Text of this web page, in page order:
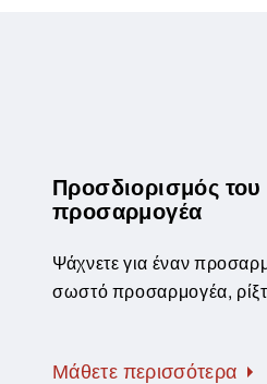
Προσδιορισμός
προσαρμογέα
Ψάχνετε για έναν
σωστό προσαρμογέα,
Μάθετε περισσότερα